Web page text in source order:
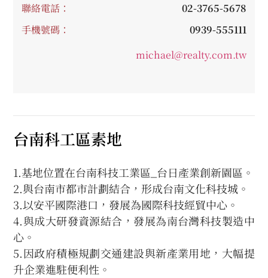
聯絡電話：
02-3765-5678
手機號碼：
0939-555111
michael@realty.com.tw
台南科工區素地
1.基地位置在台南科技工業區_台日產業創新園區。
2.與台南市都市計劃結合，形成台南文化科技城。
3.以安平國際港口，發展為國際科技經貿中心。
4.與成大研發資源結合，發展為南台灣科技製造中
心。
5.因政府積極規劃交通建設與新產業用地，大幅提
升企業進駐便利性。